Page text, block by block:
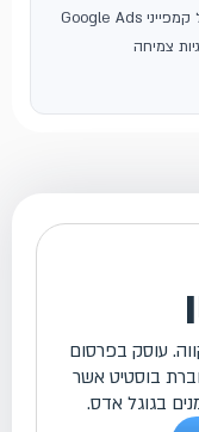
רשמית של Google (Google Partner). מנהל קמפייני Google Ads
צמיחה
תקווה. עוסק בפרסום
מנהל את חברת בוסטיט אשר
בגוגל אדס.